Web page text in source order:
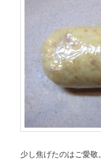
少し焦げたのはご愛敬。